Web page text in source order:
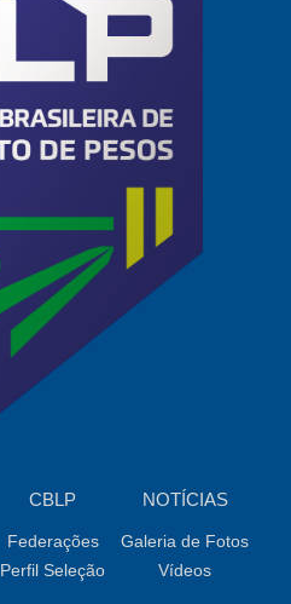
CBLP
Federações
Perfil Seleção
NOTÍCIAS
Galeria de Fotos
Vídeos